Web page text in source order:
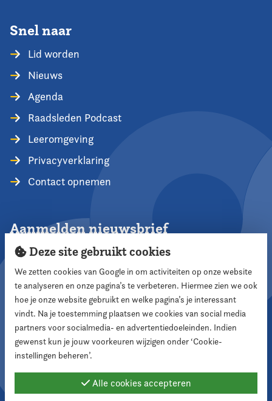
Snel naar
Lid worden
Nieuws
Agenda
Raadsleden Podcast
Leeromgeving
Privacyverklaring
Contact opnemen
Aanmelden nieuwsbrief
Aanmelden
Volg ons
Deze site gebruikt cookies
We zetten cookies van Google in om activiteiten op onze website
te analyseren en onze pagina’s te verbeteren. Hiermee zien we ook
hoe je onze website gebruikt en welke pagina’s je interessant
vindt. Na je toestemming plaatsen we cookies van social media
partners voor socialmedia- en advertentiedoeleinden. Indien
gewenst kun je jouw voorkeuren wijzigen onder ‘Cookie-
instellingen beheren’.
Alle cookies accepteren